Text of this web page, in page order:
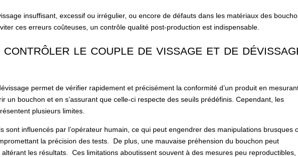
insuffisant, excessif ou irrégulier, ou encore de défauts dans les matériaux des
ces erreurs coûteuses, un contrôle qualité post-production est indispensable.
le couple de vissage et de
permet de vérifier rapidement et précisément la conformité d’un produit en
un bouchon et en s’assurant que celle-ci respecte des seuils prédéfinis. Cependant, les
plusieurs limites.
sont influencés par l’opérateur humain, ce qui peut engendrer des manipulations brusques
la précision des tests. De plus, une mauvaise préhension du bouchon peut
les résultats. Ces limitations aboutissent souvent à des mesures peu reproductibles,